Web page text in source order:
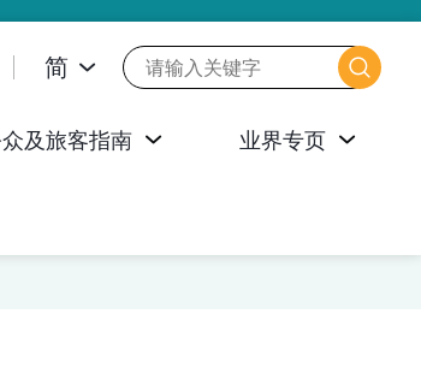
简
及旅客指南 业界专页